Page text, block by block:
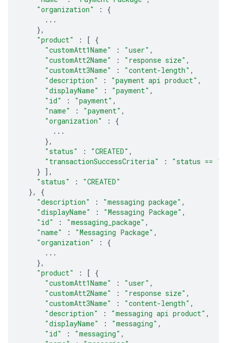
"organization"
:
{
...
},
"product"
: [ {
"customAtt1Name"
: "user" ,
"customAtt2Name"
: "response size" ,
"customAtt3Name"
: "content-length" ,
"description"
: "payment api product" ,
"displayName"
: "payment" ,
"id"
: "payment" ,
"name"
: "payment" ,
"organization"
:
{
...
},
"status"
: "CREATED" ,
"transactionSuccessCriteria"
:
"status ==
} ],
"status"
:
"CREATED"
},
{
"description"
: "messaging package" ,
"displayName"
: "Messaging Package" ,
"id"
: "messaging_package" ,
"name"
: "Messaging Package" ,
"organization"
:
{
...
},
"product"
: [ {
"customAtt1Name"
: "user" ,
"customAtt2Name"
: "response size" ,
"customAtt3Name"
: "content-length" ,
"description"
: "messaging api product" ,
"displayName"
: "messaging" ,
"id"
: "messaging" ,